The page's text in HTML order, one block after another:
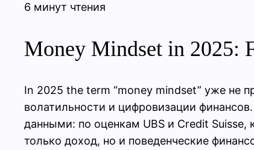
6 минут чтения
Money Mindset in 2025:
In 2025 the term “money mindset” уже не
волатильности и цифровизации
данными: по оценкам UBS и Credit
только доход, но и поведенческие